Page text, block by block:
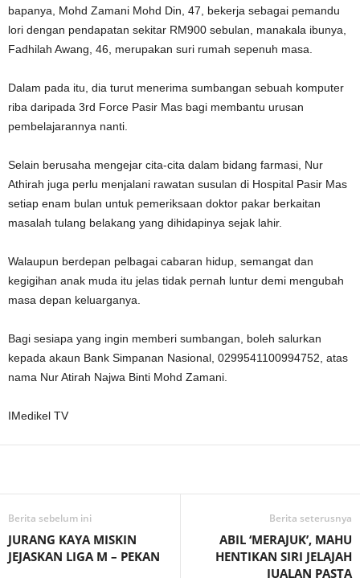
bapanya, Mohd Zamani Mohd Din, 47, bekerja sebagai pemandu
lori dengan pendapatan sekitar RM900 sebulan, manakala ibunya,
Fadhilah Awang, 46, merupakan suri rumah sepenuh masa.
Dalam pada itu, dia turut menerima sumbangan sebuah komputer
riba daripada 3rd Force Pasir Mas bagi membantu urusan
pembelajarannya nanti.
Selain berusaha mengejar cita-cita dalam bidang farmasi, Nur
Athirah juga perlu menjalani rawatan susulan di Hospital Pasir Mas
setiap enam bulan untuk pemeriksaan doktor pakar berkaitan
masalah tulang belakang yang dihidapinya sejak lahir.
Walaupun berdepan pelbagai cabaran hidup, semangat dan
kegigihan anak muda itu jelas tidak pernah luntur demi mengubah
masa depan keluarganya.
Bagi sesiapa yang ingin memberi sumbangan, boleh salurkan
kepada akaun Bank Simpanan Nasional, 0299541100994752, atas
nama Nur Atirah Najwa Binti Mohd Zamani.
IMedikel TV
Berita sebelum ini
JURANG KAYA MISKIN
JEJASKAN LIGA M – PEKAN
Berita seterusnya
ABIL ‘MERAJUK’, MAHU
HENTIKAN SIRI JELAJAH
JUALAN PASTA